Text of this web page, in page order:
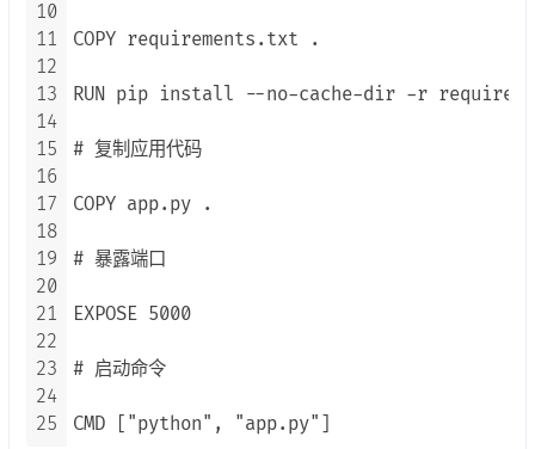
10
11
12
13
14
15
16
17
18
19
20
21
22
23
24
25
COPY requirements.txt .
RUN pip install --no-cache-dir -r
# 复制应用代码
COPY app.py .
# 暴露端口
EXPOSE 5000
# 启动命令
CMD ["python", "app.py"]